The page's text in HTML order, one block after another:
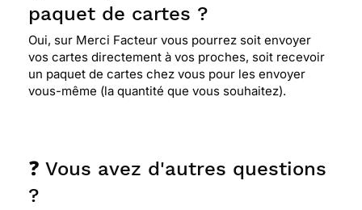
paquet de cartes ?
Oui, sur Merci Facteur vous pourrez soit envoyer
vos cartes directement à vos proches, soit recevoir
un paquet de cartes chez vous pour les envoyer
vous-même (la quantité que vous souhaitez).
❓ Vous avez d'autres questions
?